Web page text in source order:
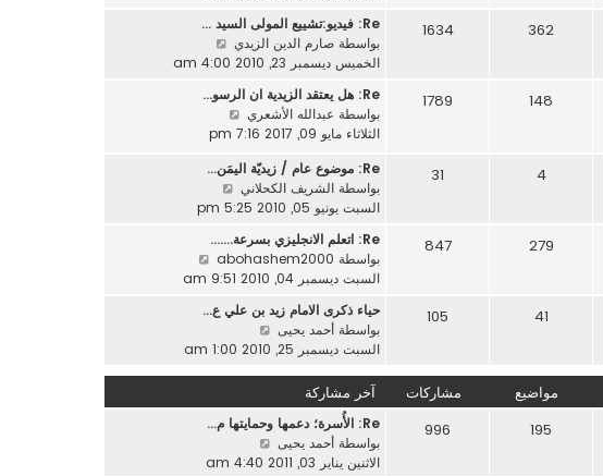
ر
ك
ة
م
ش
ر
ك
ة
د
آ
خ
ر
ش
ر
ك
ة
362
1634
Re: فيديو:تشييع المولى السيد …
بواسطة صارم الدين الزيدي
ا
د
خ
م
ا
ر
ك
ة
الخميس ديسمبر 23, 2010 4:00 am
148
1789
Re: هل يعتقد الزيدية ان الرسو…
بواسطة عبدالله الأشعري
ا
د
آ
خ
م
ش
ا
ر
ة
الثلاثاء مايو 09, 2017 7:16 pm
4
31
Re: موضوع عام / زيديّة اليمَن…
بواسطة الشريف الكحلاني
ا
د
آ
خ
ر
م
ش
ة
السبت يونيو 05, 2010 5:25 pm
279
847
Re: اتعلم الانجليزي بسرعة....…
بواسطة abohashem2000
ا
خ
ر
السبت ديسمبر 04, 2010 9:51 am
41
105
حياء ذكرى الامام زيد بن علي ع…
بواسطة أحمد يحيى
ا
آ
خ
م
السبت ديسمبر 25, 2010 1:00 am
مواضيع مشاركات آخر مشاركة
195
996
Re: الأُسرة؛ دعمها وحمايتها م…
بواسطة أحمد يحيى
ا
الاثنين يناير 03, 2011 4:40 am